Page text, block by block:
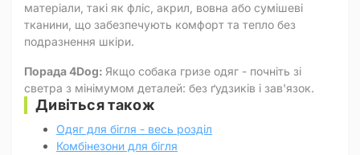
матеріали, такі як фліс, акрил, вовна або сумішеві
тканини, що забезпечують комфорт та тепло без
подразнення шкіри.
Порада 4Dog: Якщо собака гризе одяг - почніть зі
светра з мінімумом деталей: без ґудзиків і зав'язок.
Дивіться також
Одяг для бігля - весь розділ
Комбінезони для бігля